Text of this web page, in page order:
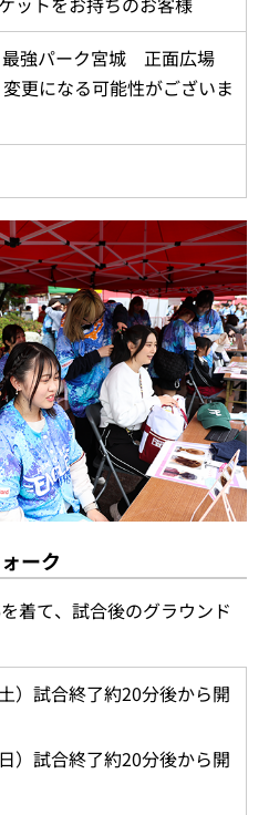
最強パーク宮城 正面広場
更になる可能性がございま
ーク
着て、試合後のグラウンド
）試合終了約20分後から開
）試合終了約20分後から開